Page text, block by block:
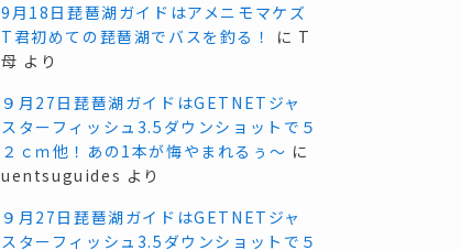
9月18日琵琶湖ガイドはアメニモマケズ
T君初めての琵琶湖でバスを釣る！
に T
母 より
９月27日琵琶湖ガイドはGETNETジャ
スターフィッシュ3.5ダウンショットで５
２ｃｍ他！あの1本が悔やまれるぅ～ に
uentsuguides より
９月27日琵琶湖ガイドはGETNETジャ
スターフィッシュ3.5ダウンショットで５